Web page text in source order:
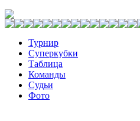
Турнир
Суперкубки
Таблица
Команды
Судьи
Фото